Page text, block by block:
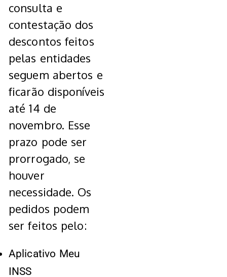
consulta e
contestação dos
descontos feitos
pelas entidades
seguem abertos e
ficarão disponíveis
até 14 de
novembro. Esse
prazo pode ser
prorrogado, se
houver
necessidade. Os
pedidos podem
ser feitos pelo:
Aplicativo Meu
INSS